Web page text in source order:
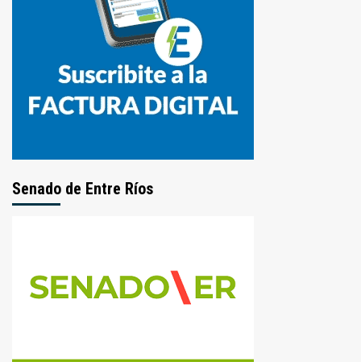
Senado de Entre Ríos